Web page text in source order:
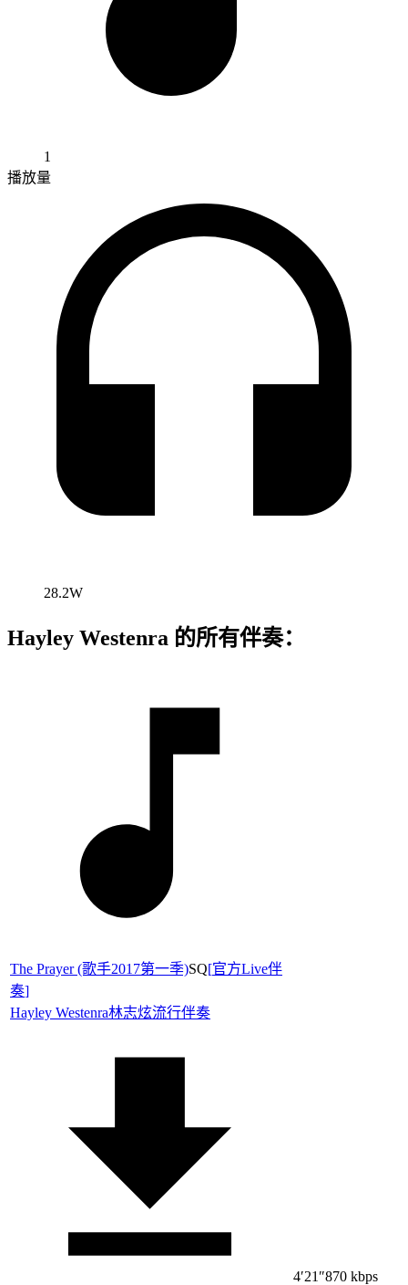
1
播放量
28.2W
Hayley Westenra 的所有伴奏：
The Prayer (歌手2017第一季)SQ[官方Live伴
奏]
Hayley Westenra林志炫流行伴奏
4′21″870 kbps